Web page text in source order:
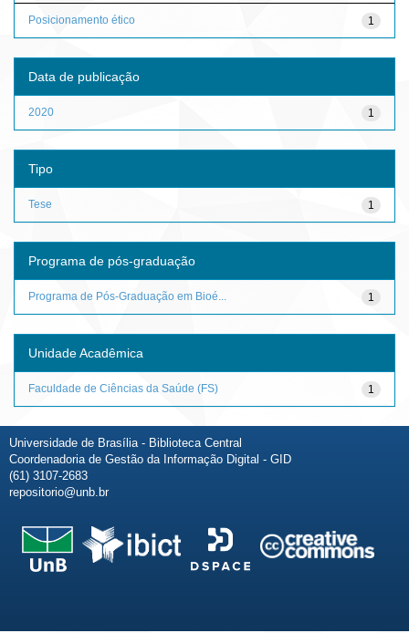
1
Posicionamento ético
Data de publicação
1
2020
Tipo
1
Tese
Programa de pós-graduação
1
Programa de Pós-Graduação em Bioé...
Unidade Acadêmica
1
Faculdade de Ciências da Saúde (FS)
Universidade de Brasília - Biblioteca Central
Coordenadoria de Gestão da Informação Digital - GID
(61) 3107-2683
repositorio@unb.br